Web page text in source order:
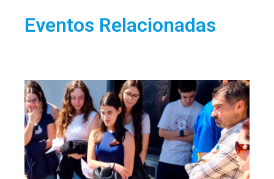
Eventos Relacionadas